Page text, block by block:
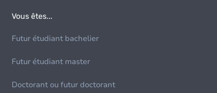
Vous êtes...
Futur étudiant bachelier
Futur étudiant master
Doctorant ou futur doctorant